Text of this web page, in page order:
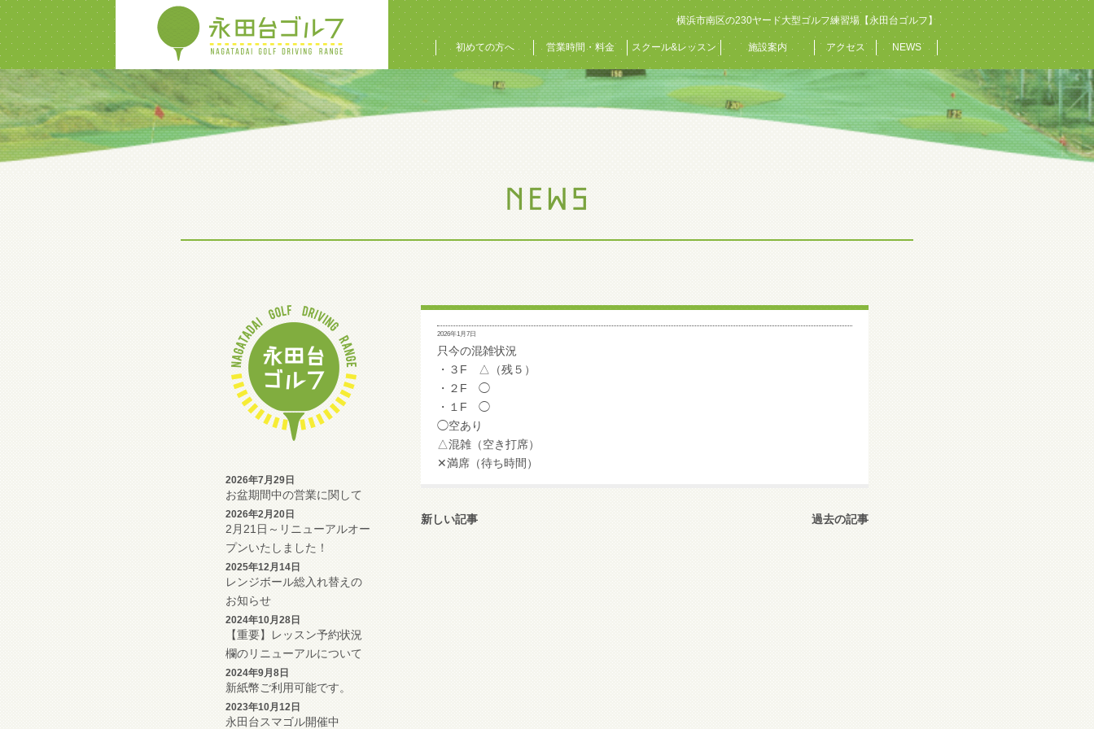
横浜市南区の230ヤード大型ゴルフ練習場【永田台ゴルフ】
初めての方へ 営業時間・料金 スクール&レッスン 施設案内 アクセス NEWS
2026年7月29日
お盆期間中の営業に関して
2026年2月20日
2月21日～リニューアルオー
プンいたしました！
2025年12月14日
レンジボール総入れ替えの
お知らせ
2024年10月28日
【重要】レッスン予約状況
欄のリニューアルについて
2024年9月8日
新紙幣ご利用可能です。
2023年10月12日
永田台スマゴル開催中
2026年1月7日
只今の混雑状況
・３F △（残５）
・２F ◯
・１F ◯
◯空あり
△混雑（空き打席）
✕満席（待ち時間）
新しい記事 過去の記事